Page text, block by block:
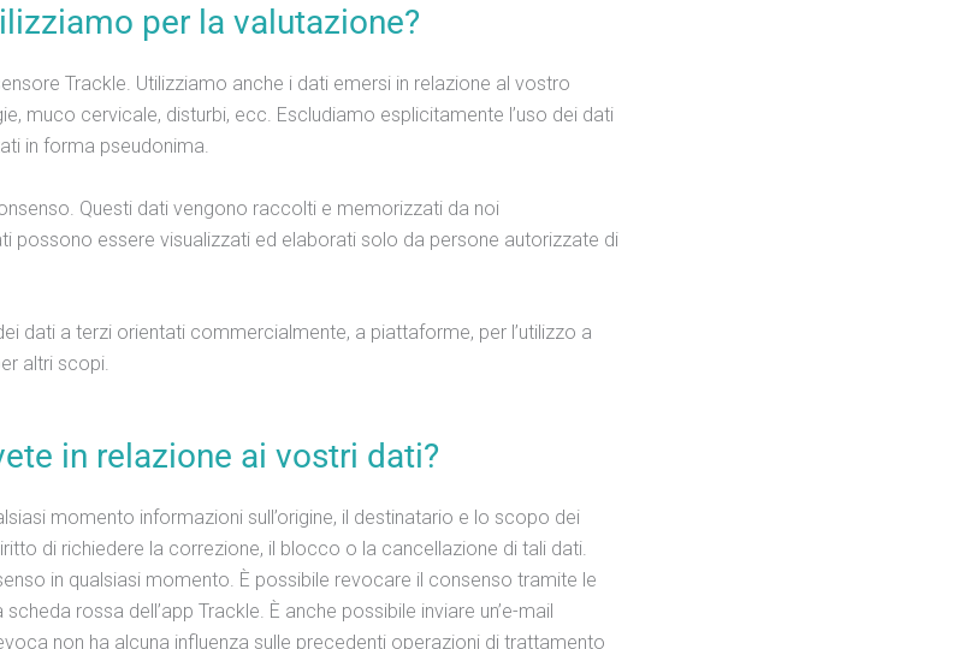
per la valutazione?
Trackle. Utilizziamo anche i dati emersi in relazione al vostro
muco cervicale, disturbi, ecc. Escludiamo esplicitamente l’uso dei dati
in forma pseudonima.
Questi dati vengono raccolti e memorizzati da noi
possono essere visualizzati ed elaborati solo da persone autorizzate di
dati a terzi orientati commercialmente, a piattaforme, per l’utilizzo a
altri scopi.
in relazione ai vostri dati?
momento informazioni sull’origine, il destinatario e lo scopo dei
di richiedere la correzione, il blocco o la cancellazione di tali dati.
in qualsiasi momento. È possibile revocare il consenso tramite le
rossa dell’app Trackle. È anche possibile inviare un’e-mail
non ha alcuna influenza sulle precedenti operazioni di trattamento